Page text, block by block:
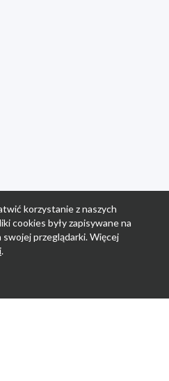
korzystanie z naszych
cookies były zapisywane na
przeglądarki. Więcej
.